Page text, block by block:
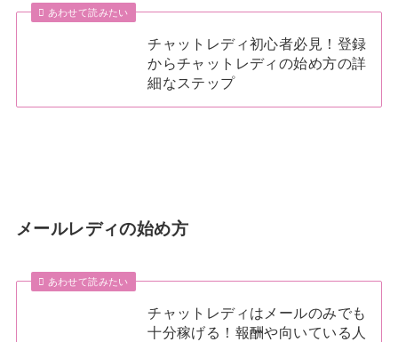
あわせて読みたい
チャットレディ初心者必見！登録
からチャットレディの始め方の詳
細なステップ
メールレディの始め方
あわせて読みたい
チャットレディはメールのみでも
十分稼げる！報酬や向いている人